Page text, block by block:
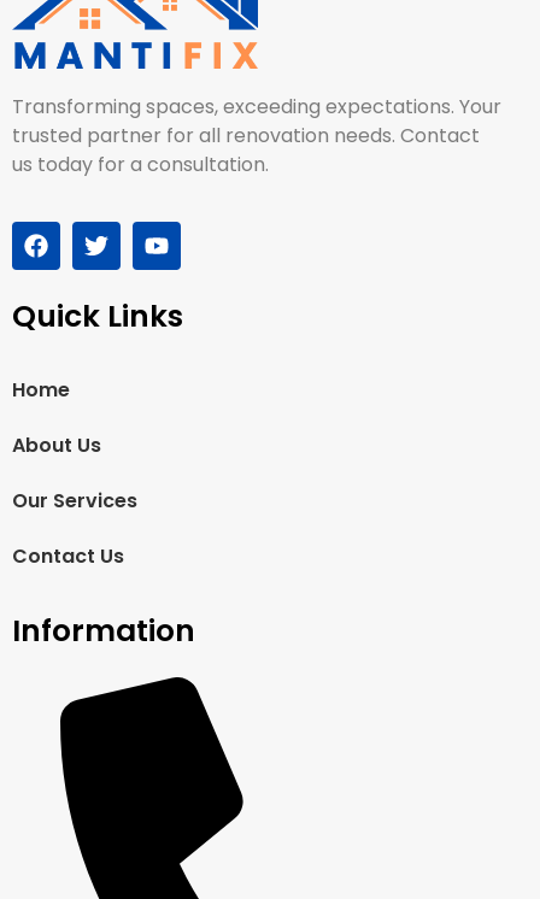
Transforming spaces, exceeding expectations. Your
trusted partner for all renovation needs. Contact
us today for a consultation.
Quick Links
Home
About Us
Our Services
Contact Us
Information